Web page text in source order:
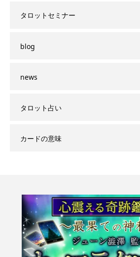
タロットセミナー
blog
news
タロット占い
カードの意味